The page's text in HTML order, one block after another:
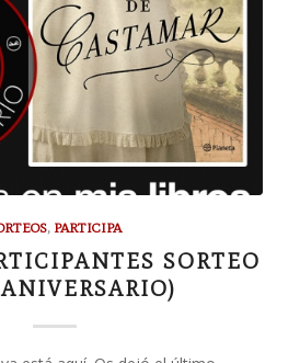
, PARTICIPA
SORTEO